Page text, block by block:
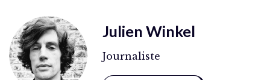
Julien Winkel
Journaliste